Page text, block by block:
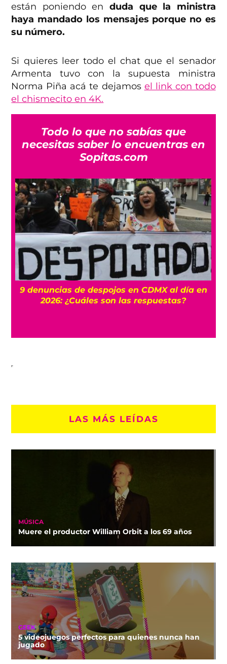
están poniendo en duda que la ministra
haya mandado los mensajes porque no es
su número.
Si quieres leer todo el chat que el senador
Armenta tuvo con la supuesta ministra
Norma Piña acá te dejamos el link con todo
el chismecito en 4K.
Todo lo que no sabías que
necesitas saber lo encuentras en
Sopitas.com
9 denuncias de despojos en CDMX al día en
2026: ¿Cuáles son las respuestas?
LAS MÁS LEÍDAS
MÚSICA
Muere el productor William Orbit a los 69 años
GEEK
5 videojuegos perfectos para quienes nunca han
jugado